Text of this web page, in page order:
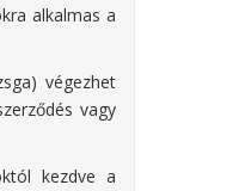
alkalmas a
végezhet
vagy
kezdve a